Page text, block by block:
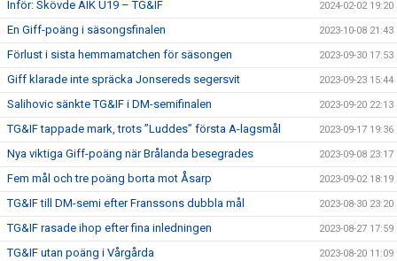
Inför: Skövde AIK U19 – TG&IF 2024-02-02 19:20
En Giff-poäng i säsongsfinalen 2023-10-08 21:43
Förlust i sista hemmamatchen för säsongen 2023-09-30 17:53
Giff klarade inte spräcka Jonsereds segersvit 2023-09-23 15:44
Salihovic sänkte TG&IF i DM-semifinalen 2023-09-20 22:13
TG&IF tappade mark, trots ”Luddes” första A-lagsmål 2023-09-17 19:36
Nya viktiga Giff-poäng när Brålanda besegrades 2023-09-08 23:17
Fem mål och tre poäng borta mot Åsarp 2023-09-02 18:19
TG&IF till DM-semi efter Franssons dubbla mål 2023-08-30 23:20
TG&IF rasade ihop efter fina inledningen 2023-08-27 17:59
TG&IF utan poäng i Vårgårda 2023-08-20 11:09